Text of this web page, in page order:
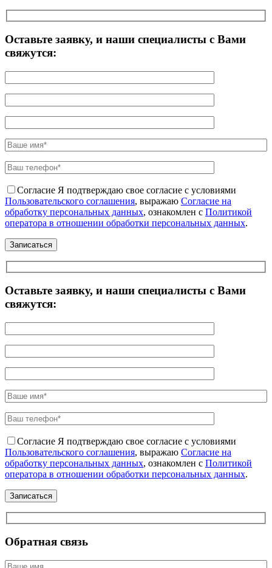
Оставьте заявку, и наши специалисты с Вами
свяжутся:
Согласие Я подтверждаю свое согласие с условиями
Пользовательского соглашения, выражаю Согласие на
обработку персональных данных, ознакомлен с Политикой
оператора в отношении обработки персональных данных.
Оставьте заявку, и наши специалисты с Вами
свяжутся:
Согласие Я подтверждаю свое согласие с условиями
Пользовательского соглашения, выражаю Согласие на
обработку персональных данных, ознакомлен с Политикой
оператора в отношении обработки персональных данных.
Обратная связь